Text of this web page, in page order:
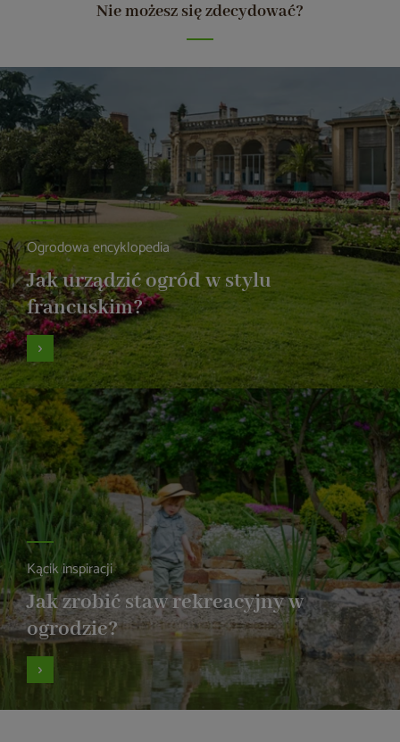
Nie możesz się zdecydować?
Ogrodowa encyklopedia
Jak urządzić ogród w stylu
francuskim?
Kącik inspiracji
Jak zrobić staw rekreacyjny w
ogrodzie?